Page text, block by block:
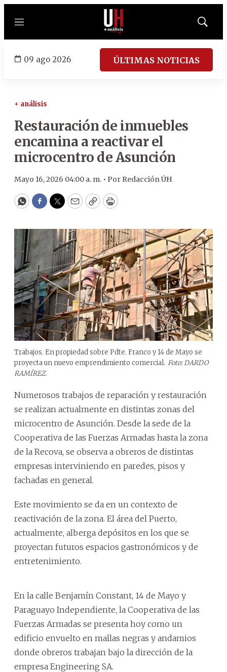
Menú
Mostrar
09 ago 2026 ÚLTIMAS NOTICIAS
+ análisis
Restauración de inmuebles
encamina a reactivar el
microcentro de Asunción
Mayo 16, 2026 04:00 a. m. • Por Redacción ÚH
WhatsApp
Facebook
Twitter
EmailCopyPrint
Trabajos. En propiedad sobre Pdte. Franco y 14 de Mayo se
proyecta un nuevo emprendimiento comercial. Foto: DARDO
RAMÍREZ.
Numerosos trabajos de reparación y restauración
se realizan actualmente en distintas zonas del
microcentro de Asunción. Desde la sede de la
Cooperativa de las Fuerzas Armadas hasta la zona
de la Recova, se observa a obreros de distintas
empresas interviniendo en paredes, pisos y
fachadas en general.
Este movimiento se da en un contexto de
reactivación de la zona. El área del Puerto,
actualmente, alberga depósitos en los que se
proyectan futuros espacios gastronómicos y de
entretenimiento.
En la calle Benjamín Constant, 14 de Mayo y
Paraguayo Independiente, la Cooperativa de las
Fuerzas Armadas se presenta hoy como un
edificio envuelto en mallas negras y andamios
donde obreros trabajan bajo la dirección de la
empresa Engineering SA.